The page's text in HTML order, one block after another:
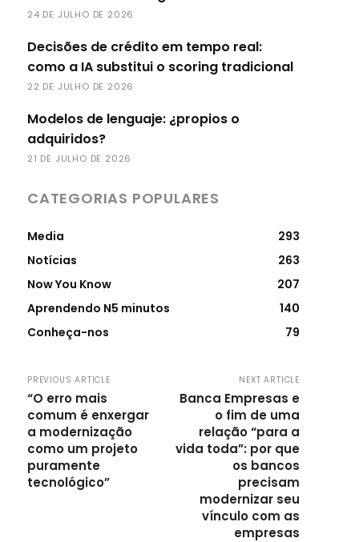
24 DE JULHO DE 2026
Decisões de crédito em tempo real:
como a IA substitui o scoring tradicional
22 DE JULHO DE 2026
Modelos de lenguaje: ¿propios o
adquiridos?
21 DE JULHO DE 2026
CATEGORIAS POPULARES
Media
293
Notícias
263
Now You Know
207
Aprendendo N5 minutos
140
Conheça-nos
79
PREVIOUS ARTICLE
“O erro mais
comum é enxergar
a modernização
como um projeto
puramente
tecnológico”
NEXT ARTICLE
Banca Empresas e
o fim de uma
relação “para a
vida toda”: por que
os bancos
precisam
modernizar seu
vínculo com as
empresas